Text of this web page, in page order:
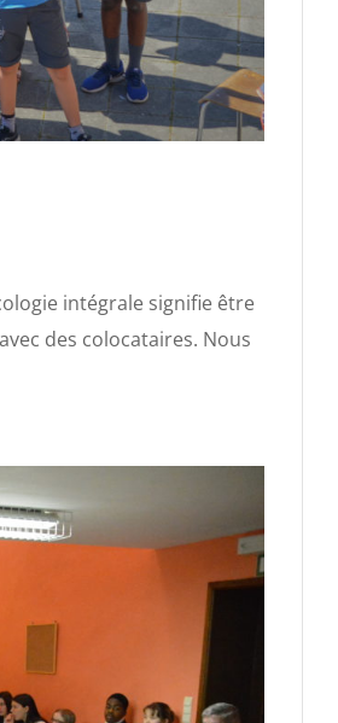
intégrale signifie être
des colocataires. Nous